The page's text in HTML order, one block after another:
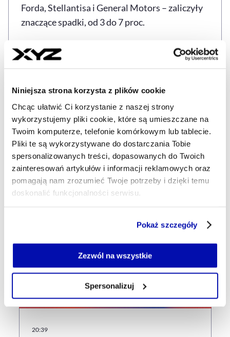
Niniejsza strona korzysta z plików cookie
Chcąc ułatwić Ci korzystanie z naszej strony
wykorzystujemy pliki cookie, które są umieszczane na
Twoim komputerze, telefonie komórkowym lub tablecie.
Pliki te są wykorzystywane do dostarczania Tobie
spersonalizowanych treści, dopasowanych do Twoich
zainteresowań artykułów i informacji reklamowych oraz
pomagają nam zrozumieć Twoje potrzeby i dzięki temu
doskonalić funkcjonalności serwisu.
Jeżeli nie wyrażasz zgody na zapisywanie plików cookie,
możesz łatwo zarządzać swoimi uprawnieniami, np. we
własnej przeglądarce internetowej lub po wybraniu opcji
Pokaż szczegóły
Zezwól na wszystkie
Spersonalizuj
Forda, Stellantisa i General Motors – zaliczyły
znaczące spadki, od 3 do 7 proc.
Czytaj także:
Merz za wstrzymaniem się przez
UE z cłami odwetowymi wobec USA
Źródło: PAP
Najnowsze
20:39
Tagi CŁA DONALD TRUMP GENERAL MOTORS
Udostępnij Kopiuj link artykułu
Udostępnij na LinkedIn
Udostępnij na Twitterze
Udostępnij na
szacunkiem kosztów związanych z cłami Trumpa